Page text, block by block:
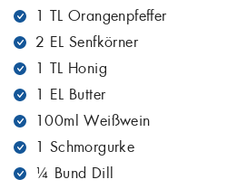
1 TL Orangenpfeffer
2 EL Senfkörner
1 TL Honig
1 EL Butter
100ml Weißwein
1 Schmorgurke
¼ Bund Dill